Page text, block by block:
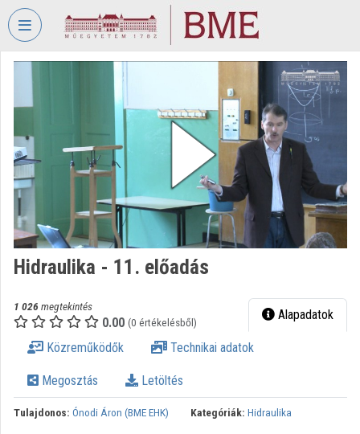
Fejléc kihagyása Menü kihagyása Tartalom kihagyása
TORIUM
MŰSZAKI
ÉS
GAZDASÁGTUDOMÁNYI
EGYETEM
Intézményi kezdőlap
Kategóriák
Intézményi listák
Hidraulika - 11. előadás
1 026 megtekintés
0.00 (0 értékelésből) Alapadatok
Közreműködők Technikai adatok
Megosztás Letöltés
Tulajdonos: Ónodi Áron (BME EHK) Kategóriák: Hidraulika